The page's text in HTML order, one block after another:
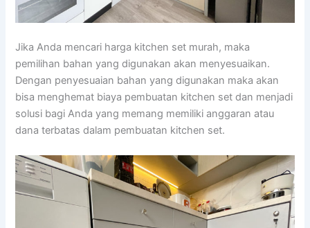
Jika Anda mencari harga kitchen set murah, maka
pemilihan bahan yang digunakan akan menyesuaikan.
Dengan penyesuaian bahan yang digunakan maka akan
bisa menghemat biaya pembuatan kitchen set dan menjadi
solusi bagi Anda yang memang memiliki anggaran atau
dana terbatas dalam pembuatan kitchen set.